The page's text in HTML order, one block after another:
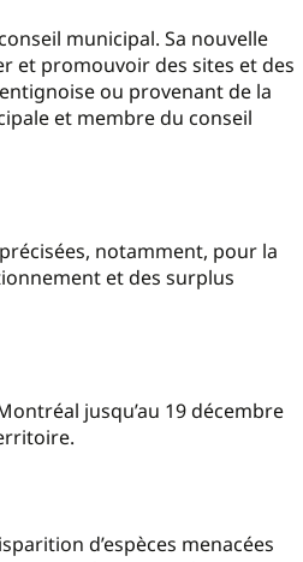
municipal. Sa nouvelle
et promouvoir des sites et des
ou provenant de la
et membre du conseil
notamment, pour la
et des surplus
jusqu’au 19 décembre
d’espèces menacées